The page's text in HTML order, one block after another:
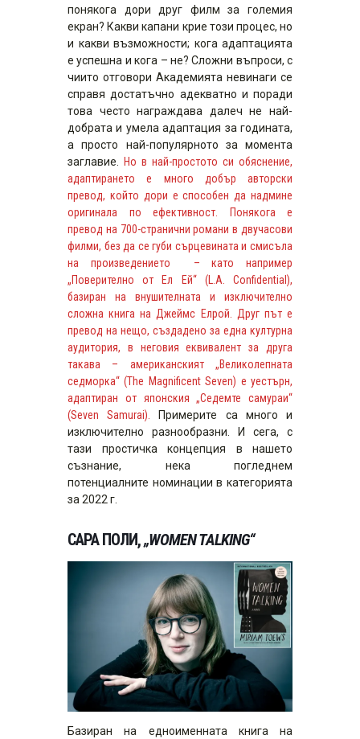
понякога дори друг филм за големия
екран? Какви капани крие този процес, но
и какви възможности; кога адаптацията
е успешна и кога – не? Сложни въпроси, с
чиито отговори Академията невинаги се
справя достатъчно адекватно и поради
това често награждава далеч не най-
добрата и умела адаптация за годината,
а просто най-популярното за момента
заглавие.
Но в най-простото си обяснение,
адаптирането е много добър авторски
превод, който дори е способен да надмине
оригинала по ефективност. Понякога е
превод на 700-странични романи в двучасови
филми, без да се губи сърцевината и смисъла
на произведението – като например
„Поверително от Ел Ей“ (L.A. Confidential),
базиран на внушителната и изключително
сложна книга на Джеймс Елрой. Друг път е
превод на нещо, създадено за една културна
аудитория, в неговия еквивалент за друга
такава – американският „Великолепната
седморка“ (The Magnificent Seven) е уестърн,
адаптиран от японския „Седемте самураи“
(Seven Samurai). Примерите са много и
изключително разнообразни. И сега, с
тази простичка концепция в нашето
съзнание, нека погледнем
потенциалните номинации в категорията
за 2022 г.
САРА ПОЛИ,„WOMEN TALKING“
Базиран на едноименната книга на